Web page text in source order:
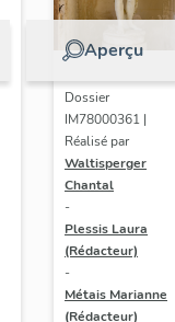
Aperçu
Dossier
IM78000361 |
Réalisé par
Waltisperger
Chantal
-
Plessis Laura
(Rédacteur)
-
Métais Marianne
(Rédacteur)